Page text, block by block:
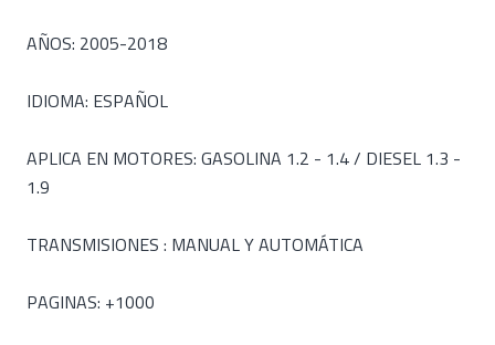
AÑOS: 2005-2018
IDIOMA: ESPAÑOL
APLICA EN MOTORES: GASOLINA 1.2 - 1.4 / DIESEL 1.3 -
1.9
TRANSMISIONES : MANUAL Y AUTOMÁTICA
PAGINAS: +1000